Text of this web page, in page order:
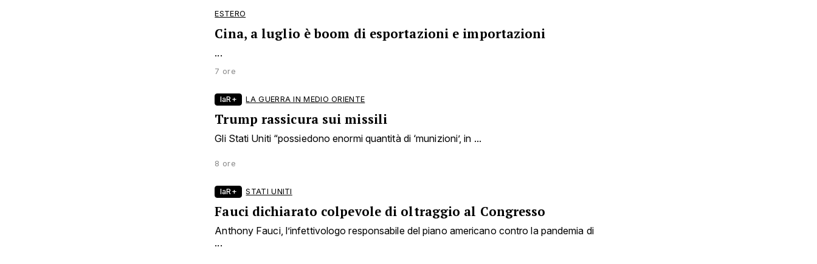
ESTERO
Cina, a luglio è boom di esportazioni e importazioni
...
7 ore
laR+ LA GUERRA IN MEDIO ORIENTE
Trump rassicura sui missili
Gli Stati Uniti “possiedono enormi quantità di ‘munizioni’, in ...
8 ore
laR+ STATI UNITI
Fauci dichiarato colpevole di oltraggio al Congresso
Anthony Fauci, l’infettivologo responsabile del piano americano contro la pandemia di
...